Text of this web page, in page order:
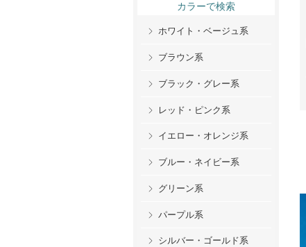
カラーで検索
ホワイト・ベージュ系
ブラウン系
ブラック・グレー系
レッド・ピンク系
イエロー・オレンジ系
ブルー・ネイビー系
グリーン系
パープル系
シルバー・ゴールド系